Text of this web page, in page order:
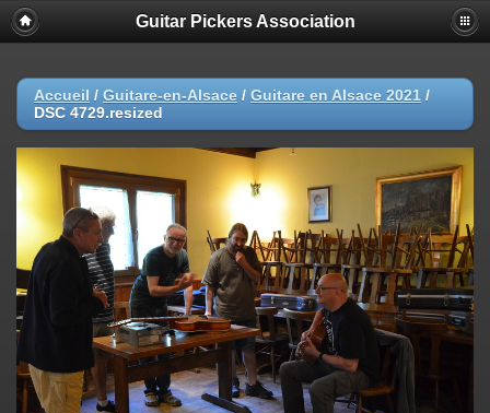
Guitar Pickers Association
Accueil / Guitare-en-Alsace / Guitare en Alsace 2021 /
DSC 4729.resized